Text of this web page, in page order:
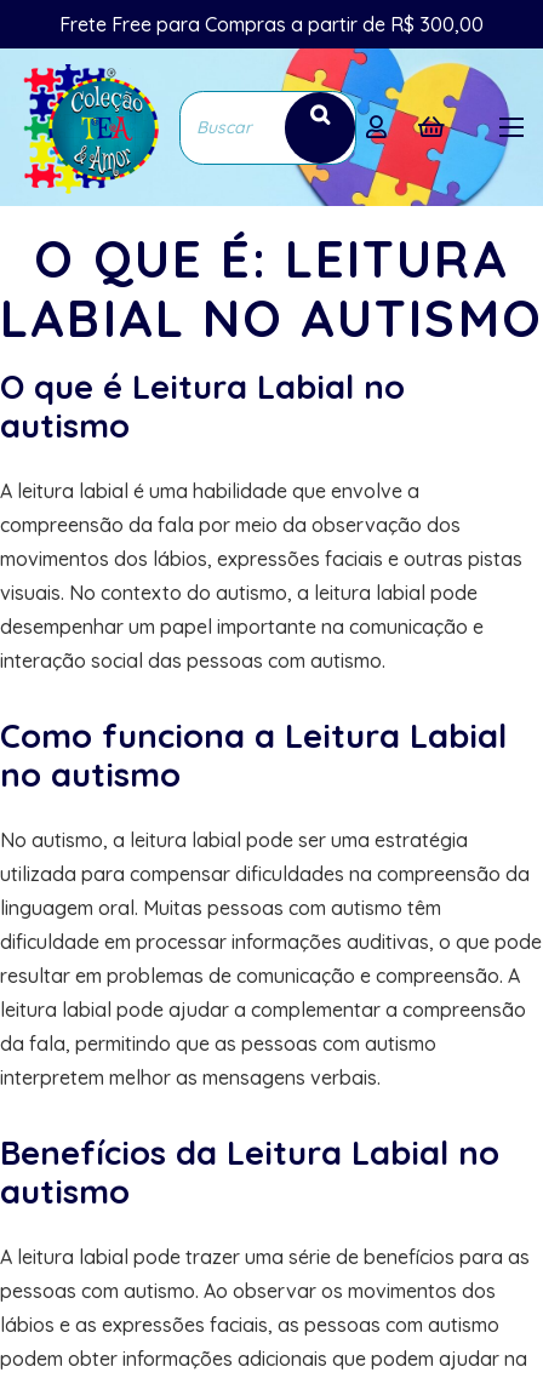
Frete Free para Compras a partir de R$ 300,00
O QUE É: LEITURA
LABIAL NO AUTISMO
O que é Leitura Labial no
autismo
A leitura labial é uma habilidade que envolve a
compreensão da fala por meio da observação dos
movimentos dos lábios, expressões faciais e outras pistas
visuais. No contexto do autismo, a leitura labial pode
desempenhar um papel importante na comunicação e
interação social das pessoas com autismo.
Como funciona a Leitura Labial
no autismo
No autismo, a leitura labial pode ser uma estratégia
utilizada para compensar dificuldades na compreensão da
linguagem oral. Muitas pessoas com autismo têm
dificuldade em processar informações auditivas, o que pode
resultar em problemas de comunicação e compreensão. A
leitura labial pode ajudar a complementar a compreensão
da fala, permitindo que as pessoas com autismo
interpretem melhor as mensagens verbais.
Benefícios da Leitura Labial no
autismo
A leitura labial pode trazer uma série de benefícios para as
pessoas com autismo. Ao observar os movimentos dos
lábios e as expressões faciais, as pessoas com autismo
podem obter informações adicionais que podem ajudar na